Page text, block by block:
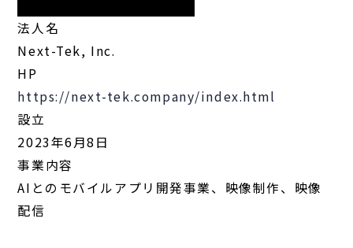
法人名
Next-Tek, Inc.
HP
https://next-tek.company/index.html
設立
2023年6月8日
事業内容
AIとのモバイルアプリ開発事業、映像制作、映像
配信